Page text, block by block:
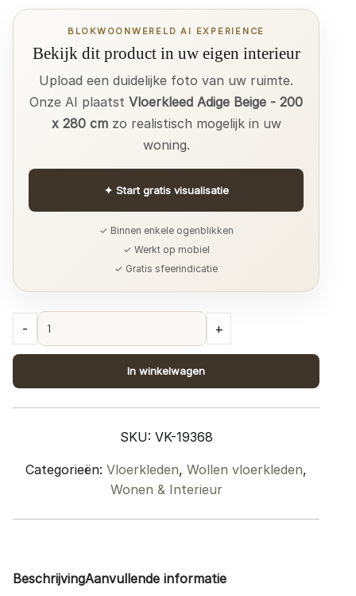
BLOKWOONWERELD AI EXPERIENCE
Bekijk dit product in uw eigen interieur
Upload een duidelijke foto van uw ruimte.
Onze AI plaatst Vloerkleed Adige Beige - 200
x 280 cmzo realistisch mogelijk in uw
woning.
✦ Start gratis visualisatie
✓ Binnen enkele ogenblikken
✓ Werkt op mobiel
✓ Gratis sfeerindicatie
280
quantity
- +
In winkelwagen
SKU: VK-19368
Categorieën: Vloerkleden, Wollen vloerkleden,
Wonen & Interieur
BeschrijvingAanvullende informatie